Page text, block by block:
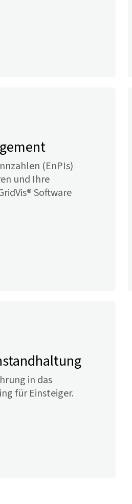
(EnPIs)
und Ihre
® Software
in das
für Einsteiger.